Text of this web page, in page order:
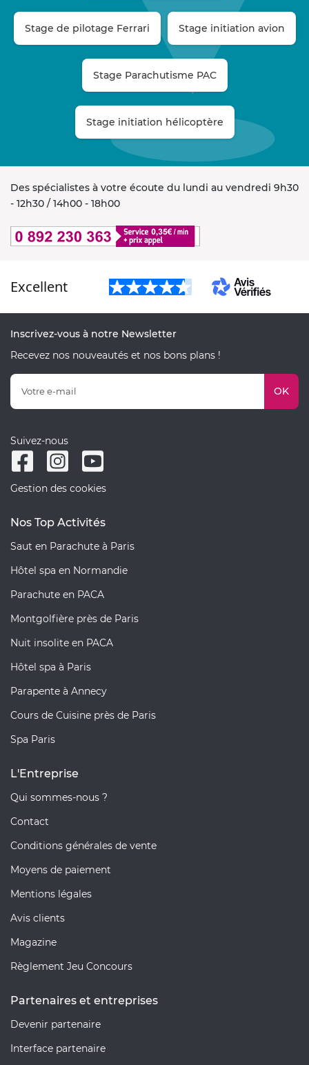
Stage de pilotage Ferrari Stage initiation avion
Stage Parachutisme PAC
Stage initiation hélicoptère
Des spécialistes à votre écoute du lundi au vendredi 9h30
- 12h30 / 14h00 - 18h00
Excellent
Inscrivez-vous à notre Newsletter
Recevez nos nouveautés et nos bons plans !
OK
Suivez-nous
Gestion des cookies
Nos Top Activités
Saut en Parachute à Paris
Hôtel spa en Normandie
Parachute en PACA
Montgolfière près de Paris
Nuit insolite en PACA
Hôtel spa à Paris
Parapente à Annecy
Cours de Cuisine près de Paris
Spa Paris
L'Entreprise
Qui sommes-nous ?
Contact
Conditions générales de vente
Moyens de paiement
Mentions légales
Avis clients
Magazine
Règlement Jeu Concours
Partenaires et entreprises
Devenir partenaire
Interface partenaire